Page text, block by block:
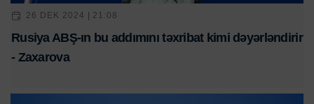
26 DEK 2024 | 21:08
Rusiya ABŞ-ın bu addımını təxribat kimi dəyərləndirir
- Zaxarova